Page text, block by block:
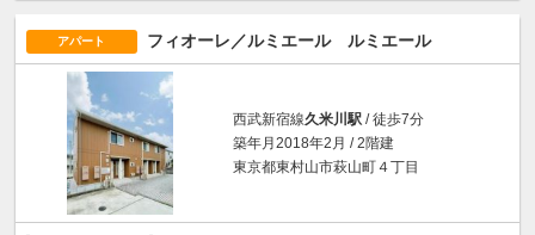
アパート フィオーレ／ルミエール ルミエール
西武新宿線久米川駅 / 徒歩7分
築年月2018年2月 / 2階建
東京都東村山市萩山町４丁目